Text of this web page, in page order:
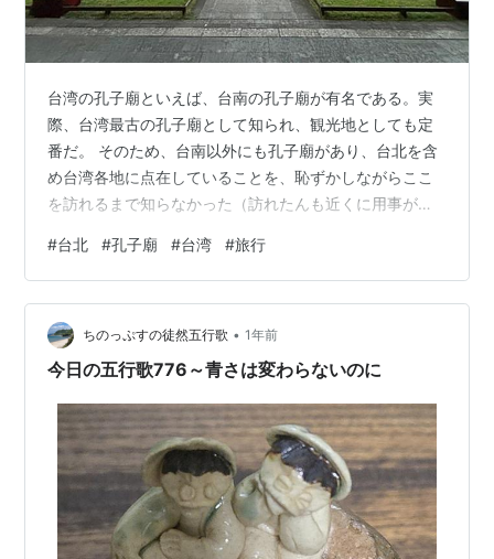
台湾の孔子廟といえば、台南の孔子廟が有名である。実
際、台湾最古の孔子廟として知られ、観光地としても定
番だ。 そのため、台南以外にも孔子廟があり、台北を含
め台湾各地に点在していることを、恥ずかしながらここ
を訪れるまで知らなかった（訪れたんも近くに用事があ
あくまで個人の感覚だが、台湾では媽祖信仰が最も身近
で数も多く、次いで道教、仏教の施設が多い印象があ
る。 その中で、儒教を祀る孔子廟は相対的に少ないと感
じる。特に地方に行けば行くほど、その傾向は強くなる
ように思う。 孔子廟が少なく感じられる理由として、思
#台北 #孔子廟 #台湾 #旅行
ちのっぷすの徒然五行歌 • 1年前
今日の五行歌776～青さは変わらないのに